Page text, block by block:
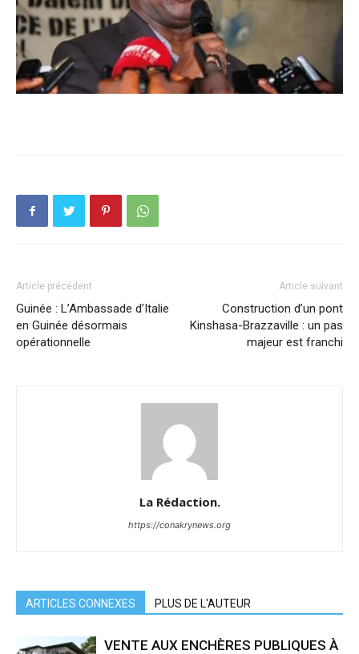
Article précédent
Guinée : L’Ambassade d’Italie
en Guinée désormais
opérationnelle
Article suivant
Construction d’un pont
Kinshasa-Brazzaville : un pas
majeur est franchi
La Rédaction.
https://conakrynews.org
ARTICLES CONNEXES PLUS DE L'AUTEUR
VENTE AUX ENCHÈRES PUBLIQUES À